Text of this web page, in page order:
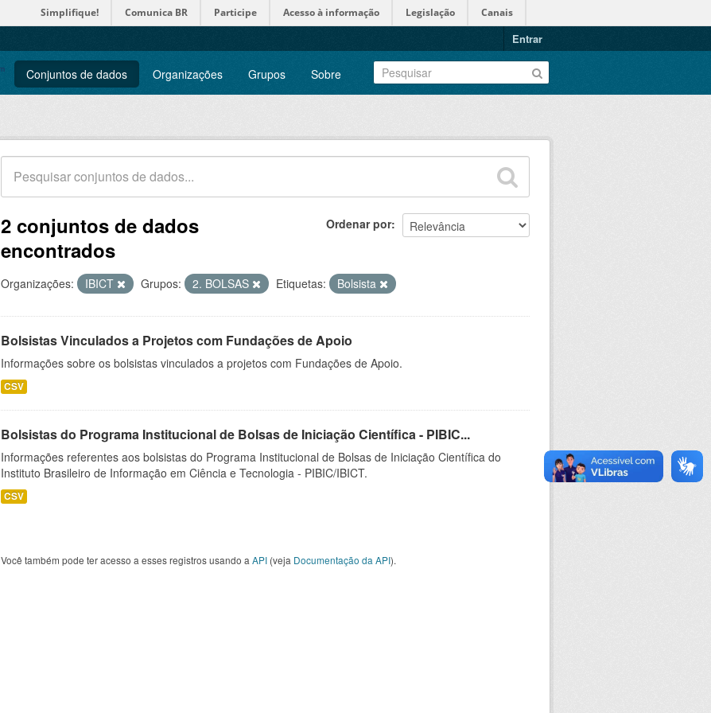
Simplifique! Comunica BR Participe Acesso à informação Legislação Canais
Entrar
Conjuntos de dados Organizações Grupos Sobre
Ordenar por
2 conjuntos de dados
encontrados
Organizações: IBICT Grupos: 2. BOLSAS Etiquetas: Bolsista
Bolsistas Vinculados a Projetos com Fundações de Apoio
Informações sobre os bolsistas vinculados a projetos com Fundações de Apoio.
CSV
Bolsistas do Programa Institucional de Bolsas de Iniciação Científica - PIBIC...
Informações referentes aos bolsistas do Programa Institucional de Bolsas de Iniciação Científica do
Instituto Brasileiro de Informação em Ciência e Tecnologia - PIBIC/IBICT.
CSV
Você também pode ter acesso a esses registros usando a API (veja Documentação da API).